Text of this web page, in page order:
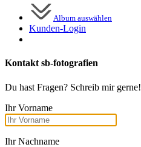
Album auswählen
Kunden-Login
Kontakt sb-fotografien
Du hast Fragen? Schreib mir gerne!
Ihr Vorname
Ihr Nachname